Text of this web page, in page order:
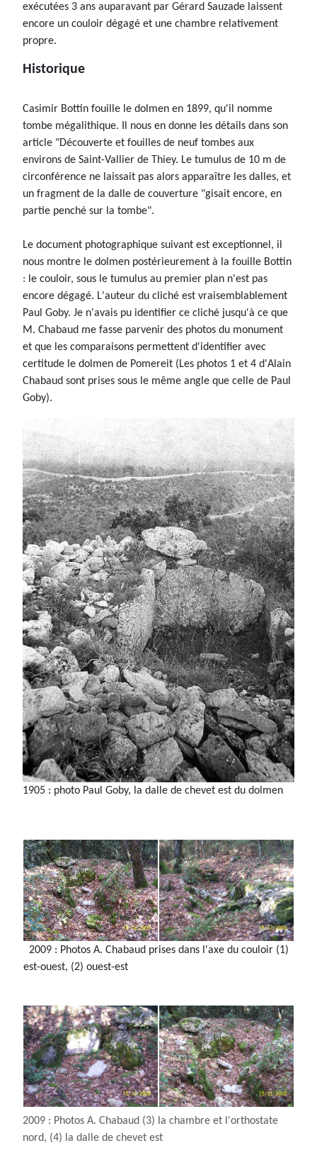
exécutées 3 ans auparavant par Gérard Sauzade laissent
encore un couloir dégagé et une chambre relativement
propre.
Historique
Casimir Bottin fouille le dolmen en 1899, qu'il nomme
tombe mégalithique. Il nous en donne les détails dans son
article "Découverte et fouilles de neuf tombes aux
environs de Saint-Vallier de Thiey. Le tumulus de 10 m de
circonférence ne laissait pas alors apparaître les dalles, et
un fragment de la dalle de couverture "gisait encore, en
partie penché sur la tombe".
Le document photographique suivant est exceptionnel, il
nous montre le dolmen postérieurement à la fouille Bottin
: le couloir, sous le tumulus au premier plan n'est pas
encore dégagé. L'auteur du cliché est vraisemblablement
Paul Goby. Je n'avais pu identifier ce cliché jusqu'à ce que
M. Chabaud me fasse parvenir des photos du monument
et que les comparaisons permettent d'identifier avec
certitude le dolmen de Pomereit (Les photos 1 et 4 d'Alain
Chabaud sont prises sous le même angle que celle de Paul
Goby).
1905 : photo Paul Goby, la dalle de chevet est du dolmen
2009 : Photos A. Chabaud prises dans l'axe du couloir (1)
est-ouest, (2) ouest-est
2009 : Photos A. Chabaud (3) la chambre et l'orthostate
nord, (4) la dalle de chevet est